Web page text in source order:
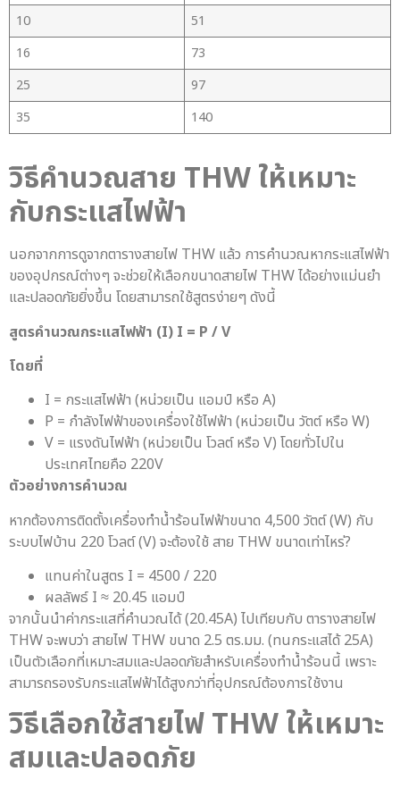
10
51
16
73
25
97
35
140
วิธีคำนวณสาย THWให้เหมาะ
กับกระแสไฟฟ้า
นอกจากการดูจากตารางสายไฟ THW แล้ว การคำนวณหากระแสไฟฟ้า
ของอุปกรณ์ต่างๆ จะช่วยให้เลือกขนาดสายไฟ THW ได้อย่างแม่นยำ
และปลอดภัยยิ่งขึ้น โดยสามารถใช้สูตรง่ายๆ ดังนี้
สูตรคำนวณกระแสไฟฟ้า (I) I = P / V
โดยที่
I = กระแสไฟฟ้า (หน่วยเป็น แอมป์ หรือ A)
P = กำลังไฟฟ้าของเครื่องใช้ไฟฟ้า (หน่วยเป็น วัตต์ หรือ W)
V = แรงดันไฟฟ้า (หน่วยเป็น โวลต์ หรือ V) โดยทั่วไปใน
ประเทศไทยคือ 220V
ตัวอย่างการคำนวณ
หากต้องการติดตั้งเครื่องทำน้ำร้อนไฟฟ้าขนาด 4,500 วัตต์ (W) กับ
ระบบไฟบ้าน 220 โวลต์ (V) จะต้องใช้ สาย THW ขนาดเท่าไหร่?
แทนค่าในสูตร I = 4500 / 220
ผลลัพธ์ I ≈ 20.45 แอมป์
จากนั้นนำค่ากระแสที่คำนวณได้ (20.45A) ไปเทียบกับ ตารางสายไฟ
THW จะพบว่า สายไฟ THW ขนาด 2.5 ตร.มม. (ทนกระแสได้ 25A)
เป็นตัวเลือกที่เหมาะสมและปลอดภัยสำหรับเครื่องทำน้ำร้อนนี้ เพราะ
สามารถรองรับกระแสไฟฟ้าได้สูงกว่าที่อุปกรณ์ต้องการใช้งาน
วิธีเลือกใช้สายไฟ THWให้เหมาะ
สมและปลอดภัย